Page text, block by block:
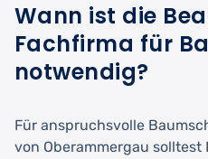
Wann ist die
Fachfirma für
notwendig?
Für anspruchsvolle
von Oberammergau